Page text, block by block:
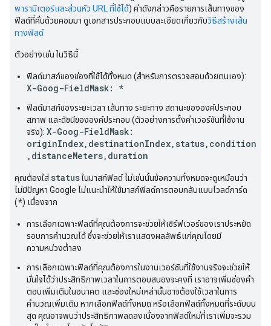
พารามิเตอร์และส่วนหัว URL ที่ใช้ได้) ค่าดังกล่าวคือรายการเส้นทางของ
ฟิลด์ที่คั่นด้วยคอมมา ดูเอกสารประกอบแบบละเอียดเกี่ยวกับวิธีสร้างเส้น
ทางฟิลด์
ตัวอย่างเช่น ในวิธีนี้
ฟิลด์มาสก์ของช่องที่ใช้ได้ทั้งหมด (สำหรับการตรวจสอบด้วยตนเอง):
X-Goog-FieldMask: *
ฟิลด์มาสก์ของระยะเวลา เส้นทาง ระยะทาง สถานะขององค์ประกอบ
สภาพ และดัชนีขององค์ประกอบ (ตัวอย่างการตั้งค่าเวอร์ชันที่ใช้งาน
จริง): X-Goog-FieldMask:
originIndex,destinationIndex,status,condition
,distanceMeters,duration
คุณต้องใส่ statusในมาสก์ฟิลด์ ไม่เช่นนั้นข้อความทั้งหมดจะดูเหมือนว่า
ไม่มีปัญหา Google ไม่แนะนำให้ใช้มาสก์ฟิลด์การตอบกลับแบบไวลด์การ์ด
(*) เนื่องจาก
การเลือกเฉพาะฟิลด์ที่คุณต้องการจะช่วยให้เซิร์ฟเวอร์ของเราประหยัด
รอบการคำนวณได้ ซึ่งจะช่วยให้เราแสดงผลลัพธ์แก่คุณโดยมี
ความหน่วงต่ำลง
การเลือกเฉพาะฟิลด์ที่คุณต้องการในงานเวอร์ชันที่ใช้งานจริงจะช่วยให้
มั่นใจได้ว่าประสิทธิภาพเวลาในการตอบสนองจะคงที่ เราอาจเพิ่มช่องคำ
ตอบเพิ่มเติมในอนาคต และช่องใหม่เหล่านั้นอาจต้องใช้เวลาในการ
คำนวณเพิ่มเติม หากเลือกฟิลด์ทั้งหมด หรือเลือกฟิลด์ทั้งหมดที่ระดับบน
สุด คุณอาจพบว่าประสิทธิภาพลดลงเนื่องจากฟิลด์ใหม่ที่เราเพิ่มจะรวม